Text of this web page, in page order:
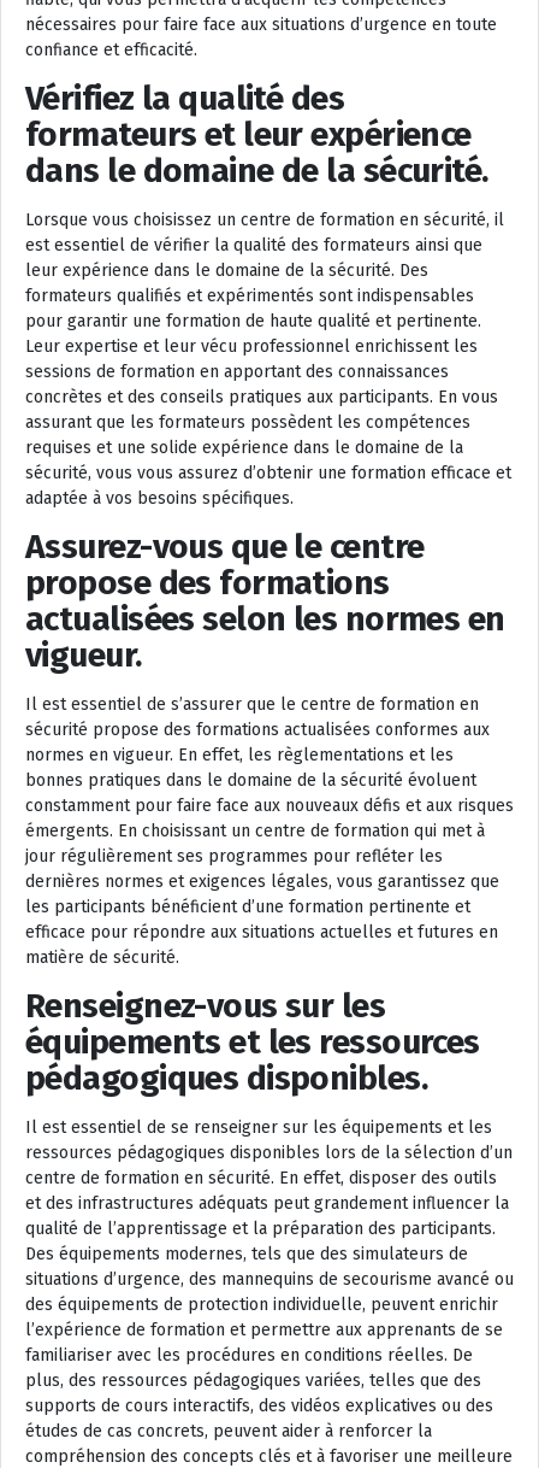
nécessaires pour faire face aux situations d’urgence en toute
confiance et efficacité.
Vérifiez la qualité des
formateurs et leur expérience
dans le domaine de la sécurité.
Lorsque vous choisissez un centre de formation en sécurité, il
est essentiel de vérifier la qualité des formateurs ainsi que
leur expérience dans le domaine de la sécurité. Des
formateurs qualifiés et expérimentés sont indispensables
pour garantir une formation de haute qualité et pertinente.
Leur expertise et leur vécu professionnel enrichissent les
sessions de formation en apportant des connaissances
concrètes et des conseils pratiques aux participants. En vous
assurant que les formateurs possèdent les compétences
requises et une solide expérience dans le domaine de la
sécurité, vous vous assurez d’obtenir une formation efficace et
adaptée à vos besoins spécifiques.
Assurez-vous que le centre
propose des formations
actualisées selon les normes en
vigueur.
Il est essentiel de s’assurer que le centre de formation en
sécurité propose des formations actualisées conformes aux
normes en vigueur. En effet, les règlementations et les
bonnes pratiques dans le domaine de la sécurité évoluent
constamment pour faire face aux nouveaux défis et aux risques
émergents. En choisissant un centre de formation qui met à
jour régulièrement ses programmes pour refléter les
dernières normes et exigences légales, vous garantissez que
les participants bénéficient d’une formation pertinente et
efficace pour répondre aux situations actuelles et futures en
matière de sécurité.
Renseignez-vous sur les
équipements et les ressources
pédagogiques disponibles.
Il est essentiel de se renseigner sur les équipements et les
ressources pédagogiques disponibles lors de la sélection d’un
centre de formation en sécurité. En effet, disposer des outils
et des infrastructures adéquats peut grandement influencer la
qualité de l’apprentissage et la préparation des participants.
Des équipements modernes, tels que des simulateurs de
situations d’urgence, des mannequins de secourisme avancé ou
des équipements de protection individuelle, peuvent enrichir
l’expérience de formation et permettre aux apprenants de se
familiariser avec les procédures en conditions réelles. De
plus, des ressources pédagogiques variées, telles que des
supports de cours interactifs, des vidéos explicatives ou des
études de cas concrets, peuvent aider à renforcer la
compréhension des concepts clés et à favoriser une meilleure